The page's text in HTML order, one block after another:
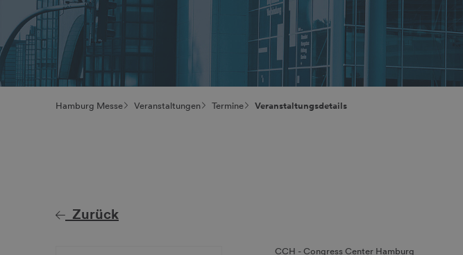
Hamburg Messe Veranstaltungen Termine Veranstaltungsdetails
Zurück
CCH - Congress Center Hamburg